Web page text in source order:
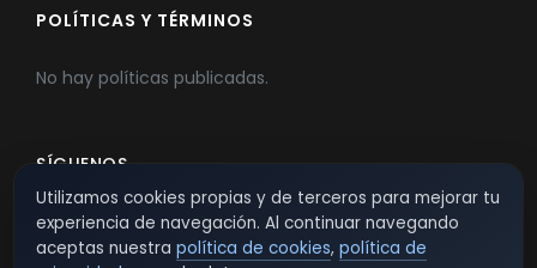
POLÍTICAS Y TÉRMINOS
No hay políticas publicadas.
SÍGUENOS
Utilizamos cookies propias y de terceros para mejorar tu
experiencia de navegación. Al continuar navegando
aceptas nuestra política de cookies, política de